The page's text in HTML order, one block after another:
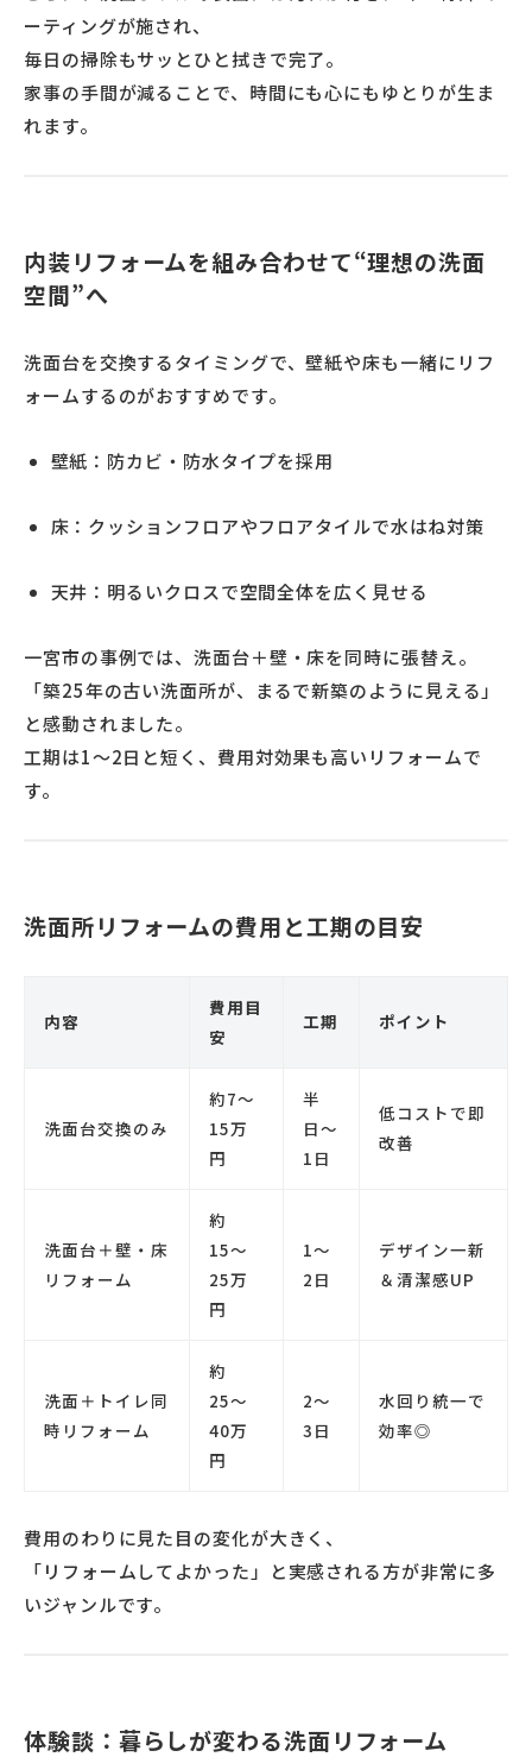
ーティングが施され、
毎日の掃除もサッとひと拭きで完了。
家事の手間が減ることで、時間にも心にもゆとりが生ま
れます。
内装リフォームを組み合わせて“理想の洗面
空間”へ
洗面台を交換するタイミングで、壁紙や床も一緒にリフ
ォームするのがおすすめです。
壁紙：防カビ・防水タイプを採用
床：クッションフロアやフロアタイルで水はね対策
天井：明るいクロスで空間全体を広く見せる
一宮市の事例では、洗面台＋壁・床を同時に張替え。
「築25年の古い洗面所が、まるで新築のように見える」
と感動されました。
工期は1〜2日と短く、費用対効果も高いリフォームで
す。
洗面所リフォームの費用と工期の目安
内容
費用目
安
工期 ポイント
洗面台交換のみ
約7〜
15万
円
半
日〜
1日
低コストで即
改善
洗面台＋壁・床
リフォーム
約
15〜
25万
円
1〜
2日
デザイン一新
＆清潔感UP
洗面＋トイレ同
時リフォーム
約
25〜
40万
円
2〜
3日
水回り統一で
効率◎
費用のわりに見た目の変化が大きく、
「リフォームしてよかった」と実感される方が非常に多
いジャンルです。
体験談：暮らしが変わる洗面リフォーム